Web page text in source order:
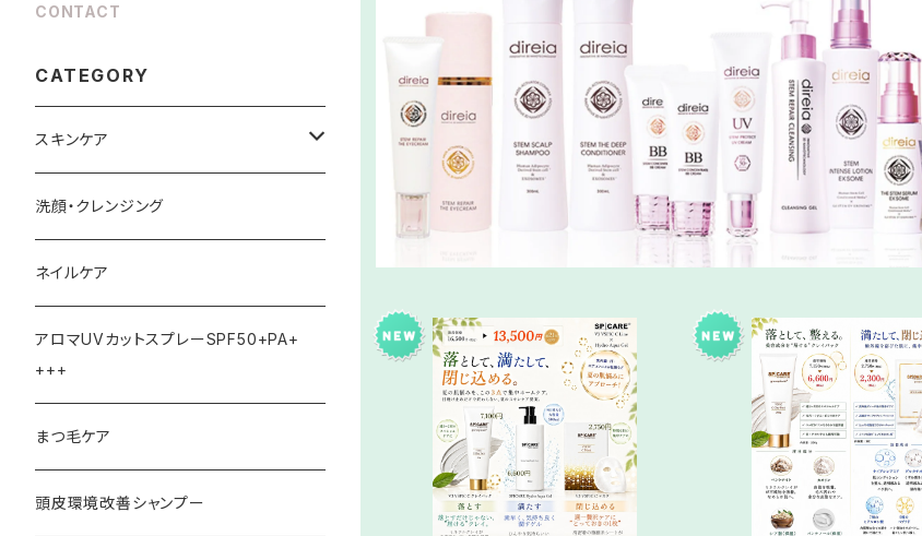
毛穴・ツヤ・透明感 爆誕3点set／クレ
イパック・潤いゲル・集中ケアパック
¥13,500
V SPIC クレイパッ
¥6,600
CONTACT
CATEGORY
スキンケア
ローション(化粧水)
美容液
オイル
UV美容液
クリーム
洗顔・クレンジング
ネイルケア
アロマUVカットスプレーSPF50+PA+
+++
まつ毛ケア
頭皮環境改善シャンプー